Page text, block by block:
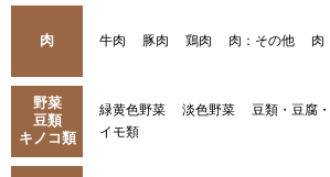
肉 牛肉 豚肉 鶏肉 肉：その他 肉
野菜
豆類
キノコ類
緑黄色野菜 淡色野菜 豆類・豆腐
イモ類